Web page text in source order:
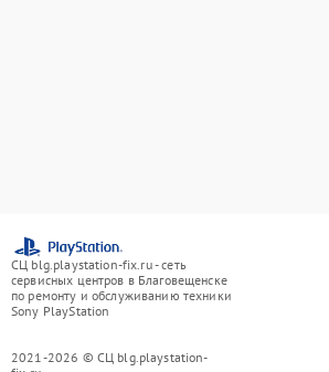
СЦ blg.playstation-fix.ru - сеть
сервисных центров в Благовещенске
по ремонту и обслуживанию техники
Sony PlayStation
2021-2026 © СЦ blg.playstation-